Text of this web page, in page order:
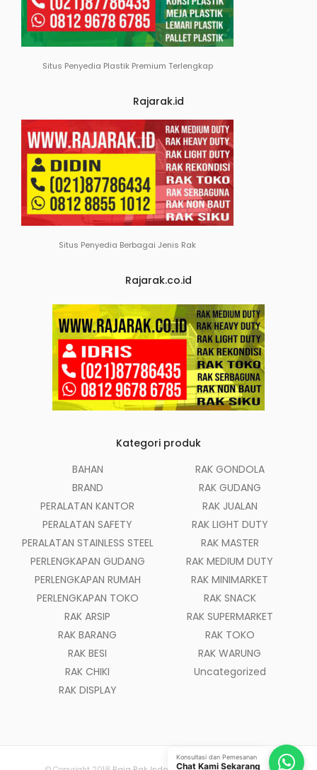
Situs Penyedia Plastik Premium Terlengkap
Rajarak.id
Situs Penyedia Berbagai Jenis Rak
Rajarak.co.id
Kategori produk
BAHAN
BRAND
PERALATAN KANTOR
PERALATAN SAFETY
PERALATAN STAINLESS STEEL
PERLENGKAPAN GUDANG
PERLENGKAPAN RUMAH
PERLENGKAPAN TOKO
RAK ARSIP
RAK BARANG
RAK BESI
RAK CHIKI
RAK DISPLAY
RAK GONDOLA
RAK GUDANG
RAK JUALAN
RAK LIGHT DUTY
RAK MASTER
RAK MEDIUM DUTY
RAK MINIMARKET
RAK SNACK
RAK SUPERMARKET
RAK TOKO
RAK WARUNG
Uncategorized
Konsultasi dan Pemesanan
Chat Kami Sekarang